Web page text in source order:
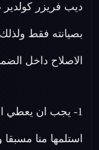
ديب فريزر
بصيانته فقط
الاصلاح داخل
1- يجب ان يعطي
استلمها منا